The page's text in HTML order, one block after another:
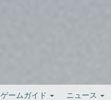
ゲームガイド ニュース